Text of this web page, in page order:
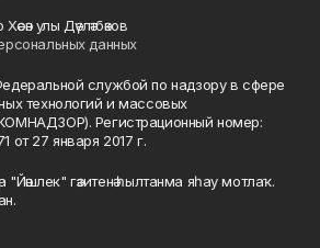
улы Дәүләтбәков
данных
службой по надзору в сфере
технологий и массовых
Регистрационный номер:
27 января 2017 г.
"Йәшлек" гәзитенә һылтанма яһау мотлаҡ.